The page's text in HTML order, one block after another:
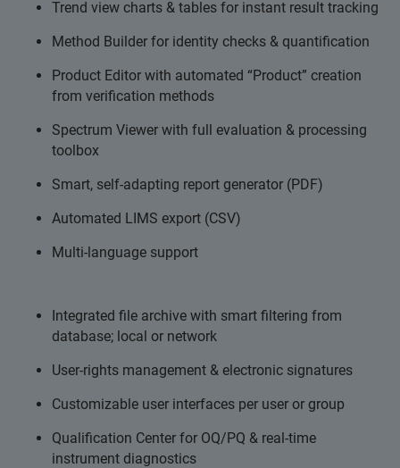
Trend view charts & tables for instant result tracking
Method Builder for identity checks & quantification
Product Editor with automated “Product” creation
from verification methods
Spectrum Viewer with full evaluation & processing
toolbox
Smart, self-adapting report generator (PDF)
Automated LIMS export (CSV)
Multi-language support
Integrated file archive with smart filtering from
database; local or network
User-rights management & electronic signatures
Customizable user interfaces per user or group
Qualification Center for OQ/PQ & real-time
instrument diagnostics